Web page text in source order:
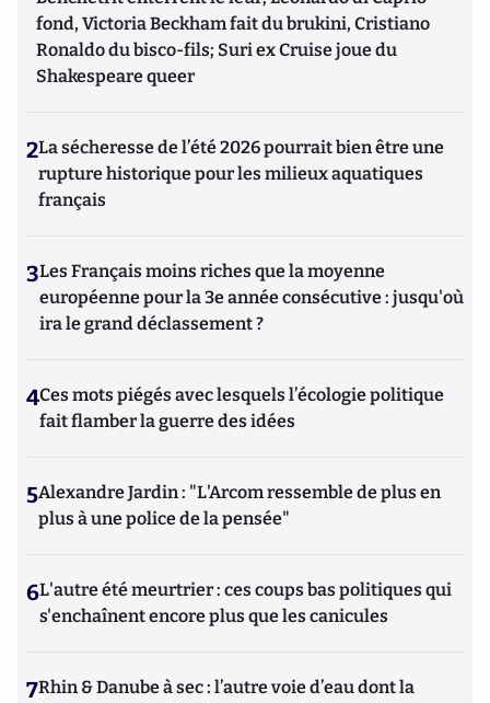
fond, Victoria Beckham fait du brukini, Cristiano
Ronaldo du bisco-fils; Suri ex Cruise joue du
Shakespeare queer
2La sécheresse de l’été 2026 pourrait bien être une
rupture historique pour les milieux aquatiques
français
3Les Français moins riches que la moyenne
européenne pour la 3e année consécutive : jusqu'où
ira le grand déclassement ?
4Ces mots piégés avec lesquels l’écologie politique
fait flamber la guerre des idées
5Alexandre Jardin : "L'Arcom ressemble de plus en
plus à une police de la pensée"
6L'autre été meurtrier : ces coups bas politiques qui
s'enchaînent encore plus que les canicules
7Rhin & Danube à sec : l’autre voie d’eau dont la